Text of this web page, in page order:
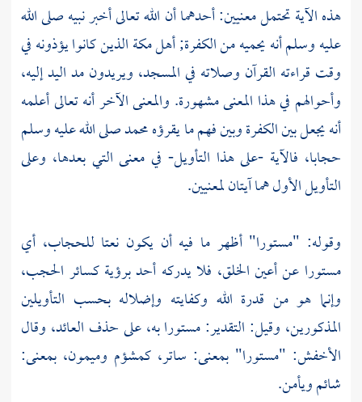
هذه الآية تحتمل معنيين: أحدهما أن الله تعالى أخبر نبيه صلى الله
عليه وسلم أنه يحميه من الكفرة; أهلمكةالذين كانوا يؤذونه في
وقت قراءته القرآن وصلاته في المسجد، ويريدون مد اليد إليه،
وأحوالهم في هذا المعنى مشهورة. والمعنى الآخر أنه تعالى أعلمه
أنه يجعل بين الكفرة وبين فهم ما يقرؤهمحمدصلى الله عليه وسلم
حجابا، فالآية -على هذا التأويل- في معنى التي بعدها، وعلى
التأويل الأول هما آيتان لمعنيين.
وقوله: "مستورا" أظهر ما فيه أن يكون نعتا للحجاب، أي
مستورا عن أعين الخلق، فلا يدركه أحد برؤية كسائر الحجب،
وإنما هو من قدرة الله وكفايته وإضلاله بحسب التأويلين
المذكورين، وقيل: التقدير: مستورا به، على حذف العائد، وقال
الأخفش: "مستورا" بمعنى: ساتر، كمشؤم وميمون، بمعنى:
شائم ويأمن.